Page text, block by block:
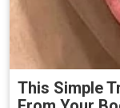
This Simple